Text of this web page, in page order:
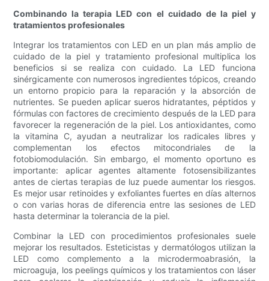
Combinando la terapia LED con el cuidado de la piel y
tratamientos profesionales
Integrar los tratamientos con LED en un plan más amplio de
cuidado de la piel y tratamiento profesional multiplica los
beneficios si se realiza con cuidado. La LED funciona
sinérgicamente con numerosos ingredientes tópicos, creando
un entorno propicio para la reparación y la absorción de
nutrientes. Se pueden aplicar sueros hidratantes, péptidos y
fórmulas con factores de crecimiento después de la LED para
favorecer la regeneración de la piel. Los antioxidantes, como
la vitamina C, ayudan a neutralizar los radicales libres y
complementan los efectos mitocondriales de la
fotobiomodulación. Sin embargo, el momento oportuno es
importante: aplicar agentes altamente fotosensibilizantes
antes de ciertas terapias de luz puede aumentar los riesgos.
Es mejor usar retinoides y exfoliantes fuertes en días alternos
o con varias horas de diferencia entre las sesiones de LED
hasta determinar la tolerancia de la piel.
Combinar la LED con procedimientos profesionales suele
mejorar los resultados. Esteticistas y dermatólogos utilizan la
LED como complemento a la microdermoabrasión, la
microaguja, los peelings químicos y los tratamientos con láser